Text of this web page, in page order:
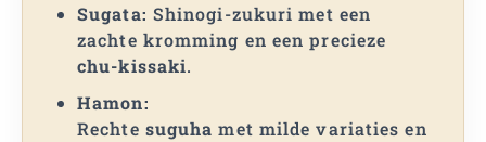
Sugata: Shinogi-zukuri met een
zachte kromming en een precieze
chu-kissaki.
Hamon:
Rechte suguha met milde variaties en